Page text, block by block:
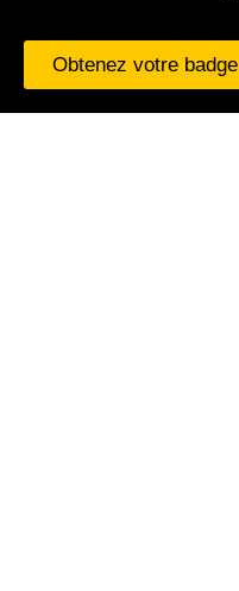
Obtenez votre badge